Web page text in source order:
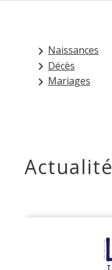
keyboard_arrow_right Naissances
keyboard_arrow_right Décès
keyboard_arrow_right Mariages